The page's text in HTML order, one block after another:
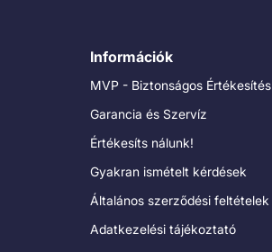
Információk
MVP - Biztonságos Értékesítés
Garancia és Szervíz
Értékesíts nálunk!
Gyakran ismételt kérdések
Általános szerződési feltételek
Adatkezelési tájékoztató